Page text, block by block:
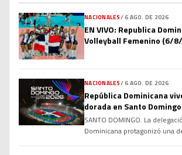
Centroamericanos y del Caribe
2026, tras derrotar este
una final disputada a casa llena
NACIONALES/6 AGO. DE 2026
EN VIVO: Republica
Volleyball Femenino (6/
NACIONALES/6 AGO. DE 2026
República Dominicana
dorada en Santo
atletismo, karate y
delegación al Top 5 del
SANTO DOMINGO. La
Dominicana protagonizó una